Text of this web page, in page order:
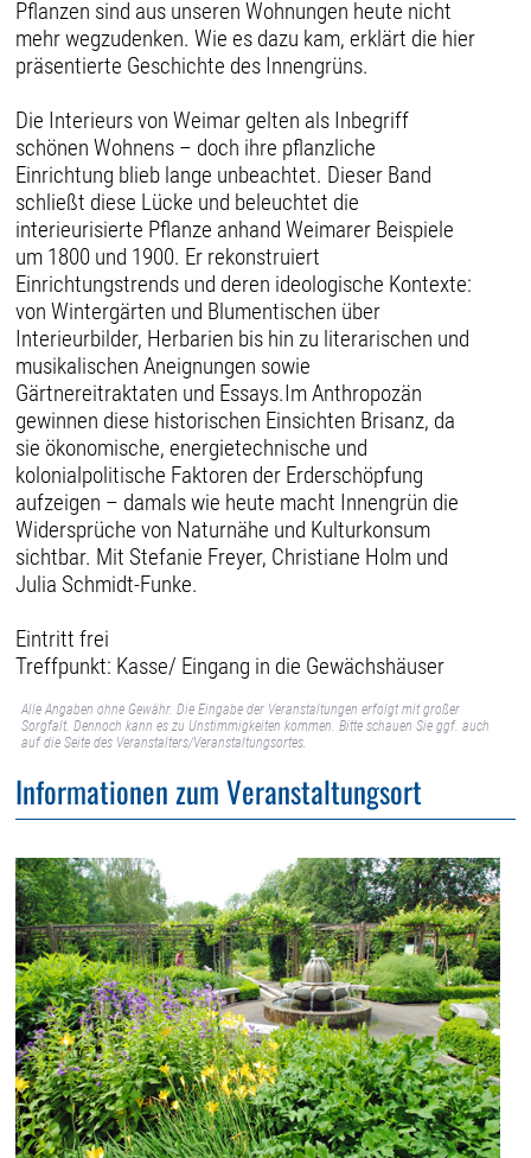
Pflanzen sind aus unseren Wohnungen heute nicht
mehr wegzudenken. Wie es dazu kam, erklärt die hier
präsentierte Geschichte des Innengrüns.
Die Interieurs von Weimar gelten als Inbegriff
schönen Wohnens – doch ihre pflanzliche
Einrichtung blieb lange unbeachtet. Dieser Band
schließt diese Lücke und beleuchtet die
interieurisierte Pflanze anhand Weimarer Beispiele
um 1800 und 1900. Er rekonstruiert
Einrichtungstrends und deren ideologische Kontexte:
von Wintergärten und Blumentischen über
Interieurbilder, Herbarien bis hin zu literarischen und
musikalischen Aneignungen sowie
Gärtnereitraktaten und Essays.Im Anthropozän
gewinnen diese historischen Einsichten Brisanz, da
sie ökonomische, energietechnische und
kolonialpolitische Faktoren der Erderschöpfung
aufzeigen – damals wie heute macht Innengrün die
Widersprüche von Naturnähe und Kulturkonsum
sichtbar. Mit Stefanie Freyer, Christiane Holm und
Julia Schmidt-Funke.
Eintritt frei
Treffpunkt: Kasse/ Eingang in die Gewächshäuser
Alle Angaben ohne Gewähr. Die Eingabe der Veranstaltungen erfolgt mit großer
Sorgfalt. Dennoch kann es zu Unstimmigkeiten kommen. Bitte schauen Sie ggf. auch
auf die Seite des Veranstalters/Veranstaltungsortes.
Informationen zum Veranstaltungsort